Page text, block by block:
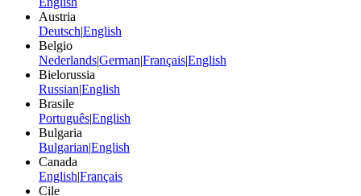
Austria
Deutsch|English
Belgio
Nederlands|German|Français|English
Bielorussia
Russian|English
Brasile
Português|English
Bulgaria
Bulgarian|English
Canada
English|Français
Cile